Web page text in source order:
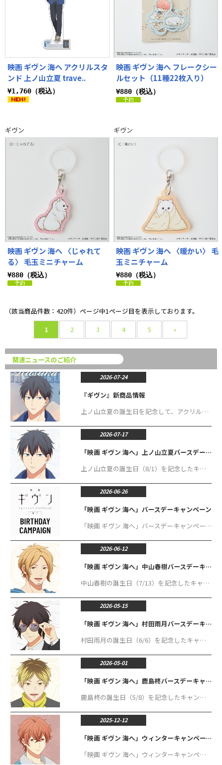
映画 ギヴン 海へ アクリルスタ
ンド 上ノ山立夏 trave..
¥1,760（税込）
映画 ギヴン 海へ フレークシー
ルセット（11種22枚入り）
¥880（税込）
ギヴン
映画 ギヴン 海へ 〈じゃれて
る〉 毛玉ミニチャーム
¥880（税込）
ギヴン
映画 ギヴン 海へ 〈暖かい〉 毛
玉ミニチャーム
¥880（税込）
（該当商品件数：420件）ページ中1ページ目を表示しております。
1 2 3 4 5 »
関連ニュースのご紹介
2026-07-24
『ギヴン』新商品情報
上ノ山立夏の誕生日を記念して、アクリルスタンド、クリアカードセット、缶バッジセット、アクリルキーホルダー、アクリルボード、ミニアクリルブロック、ダイカットステッカー、スティックロゴキーホルダー、フォトカードホルダーが登場！
2026-07-17
「映画 ギヴン 海へ」上ノ山立夏バースデーキャンペーン
上ノ山立夏の誕生日（8/1）を記念したキャンペーンが開催決定！ バースデー記念の描き下ろしイラストをはじめ、バースデー記念グッズやバースデーメニューなど盛りだくさんの内容で展開いたします。
2026-06-26
「映画 ギヴン 海へ」バースデーキャンペーン
「映画 ギヴン 海へ」バースデーキャンペーンが開催決定！ 年間通して7人のキャラクターの誕生日をノイタミナショップでお祝いします。 バースデーキャンペーンでは今年も各キャラクターのバースデー記念グッズや、バースデーメニューをご用意しておりますので、ぜひ店舗でお祝いください！
2026-06-12
「映画 ギヴン 海へ」中山春樹バースデーキャンペーン
中山春樹の誕生日（7/13）を記念したキャンペーンが開催決定！ バースデー記念の描き下ろしイラストをはじめ、バースデー記念グッズやバースデーメニューなど盛りだくさんの内容で展開いたします。
2026-05-15
「映画 ギヴン 海へ」村田雨月バースデーキャンペーン
村田雨月の誕生日（6/6）を記念したキャンペーンが開催決定！ バースデー記念の描き下ろしイラストをはじめ、バースデー記念グッズやバースデーメニューなど盛りだくさんの内容で展開いたします。
2026-05-01
「映画 ギヴン 海へ」鹿島柊バースデーキャンペーン
鹿島柊の誕生日（5/8）を記念したキャンペーンが開催決定！ バースデー記念の描き下ろしイラストをはじめ、バースデー記念グッズやバースデーメニューなど盛りだくさんの内容で展開いたします。
2025-12-12
「映画 ギヴン 海へ」ウィンターキャンペーン
「映画 ギヴン 海へ」ウィンターキャンペーンが開催決定！ 描き下ろしイラストによる新規グッズ販売、コラボメニュー提供など盛りだくさんで展開いたします。 ぜひこの冬はお台場にてお楽しみください！